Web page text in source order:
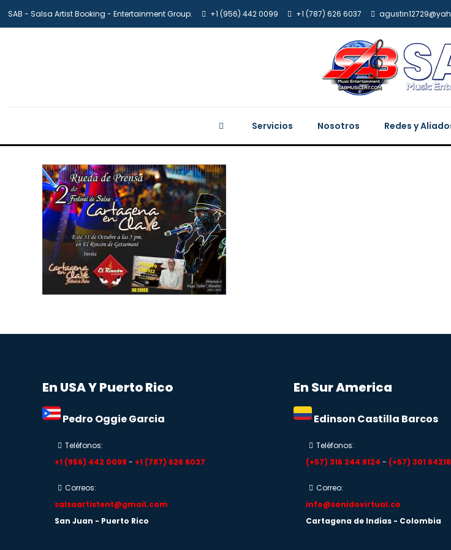
SAB - Salsa Artist Booking - Entertainment Group. +1 (956) 442 0099 +1 (787) 626 6037
Servicios Nosotros Redes y
En USA Y Puerto Rico
Pedro Oggie Garcia
Teléfonos:
+1 (956) 442 0099 - +1 (787) 626 6037
Correos:
salsaartistent@gmail.com
San Juan - Puerto Rico
En Sur America
Edinson Castilla Barcos
Teléfonos:
(+57) 316 244 8124 - (+57) 301
Correo:
info@sonidovirtual.co
Cartagena de Indias - Colombia